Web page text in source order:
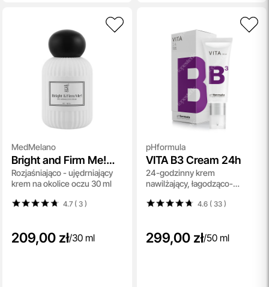
MedMelano
Bright and Firm Me!
Anti - Wrinkle Eye
Cream
Rozjaśniająco - ujędrniający
krem na okolice oczu 30 ml
4.7 ( 3)
209,00 zł/30 ml
pHformula
VITA B3 Cream 24h
24-godzinny krem
nawilżający, łagodząco-
niacyną 50 ml 4.6 ( 33)
299,00 zł/50 ml